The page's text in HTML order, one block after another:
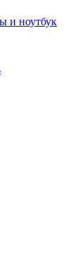
и ноутбук